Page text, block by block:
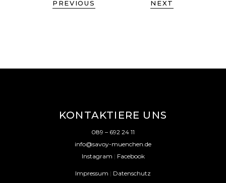
PREVIOUS NEXT
KONTAKTIERE UNS
089 – 692 24 11
info@savoy-muenchen.de
Instagram | Facebook
Impressum | Datenschutz